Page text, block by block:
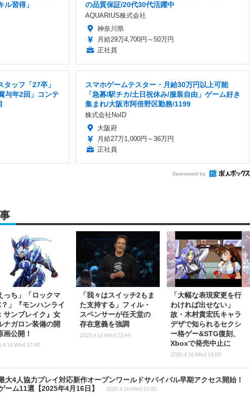
習得」
の品質保証/20代30代活躍中
AQUARIUS株式会社
神奈川県
月給29万4,700円～50万円
正社員
ッフ「27卒」
与年2回」コンテ
スマホゲームテスター・月給30万円以上可能
「急募/駅チカ/土日祝休み/服装自由」ゲーム好き
集まれ/大阪市阿倍野区勤務/1199
株式会社NoID
大阪府
月給27万1,000円～36万円
正社員
Sponsored by
っち」「ロックマ
？」『モンハンライ
サンブレイク』女
ナガロン装備の開
画公開！
Wed 17:40
「我々はスイッチ2もま
た支持する」フィル・
スペンサーが任天堂の
存在意義を強調
2025.4.16 Wed 23:44
「大幅な表現変更を行
わければ出せない」
故・木村貴宏氏キャラ
デザで知られるセクシ
ー格ゲー&STG復刻、
Xboxで発売中止に
2025.4.16 Wed 14:00
大4人協力プレイ対応新作オープンワールドサバイバル早期アクセス開始！
ム11選【2025年4月16日】
2025.4.16 Wed 22:00